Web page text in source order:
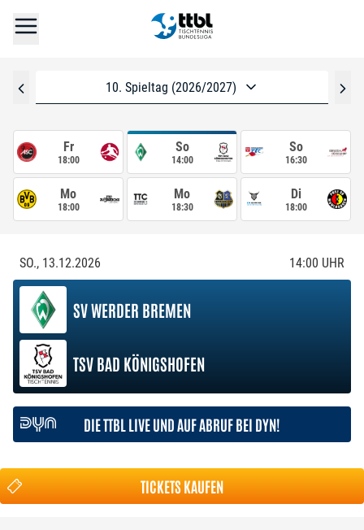
10. Spieltag (2026/2027)
Fr
18:00
So
14:00
So
16:30
Mo
18:00
Mo
18:30
Di
18:00
SO., 13.12.2026 14:00 UHR
SV WERDER BREMEN
TSV BAD KÖNIGSHOFEN
DIE TTBL LIVE UND AUF ABRUF BEI DYN!
TICKETS KAUFEN